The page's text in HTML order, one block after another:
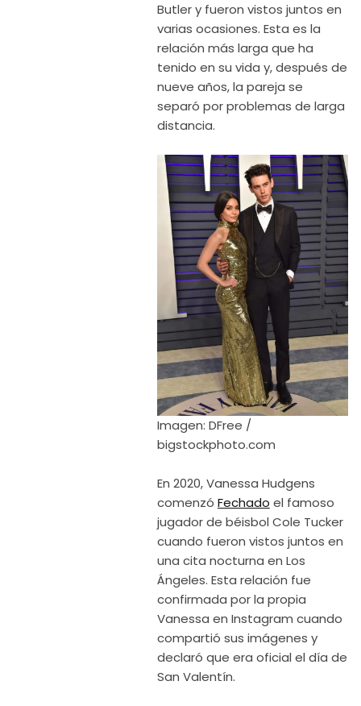
Butler y fueron vistos juntos en
varias ocasiones. Esta es la
relación más larga que ha
tenido en su vida y, después de
nueve años, la pareja se
separó por problemas de larga
distancia.
Imagen: DFree /
bigstockphoto.com
En 2020, Vanessa Hudgens
comenzó Fechado el famoso
jugador de béisbol Cole Tucker
cuando fueron vistos juntos en
una cita nocturna en Los
Ángeles. Esta relación fue
confirmada por la propia
Vanessa en Instagram cuando
compartió sus imágenes y
declaró que era oficial el día de
San Valentín.